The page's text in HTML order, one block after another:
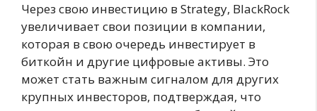
Через свою инвестицию в Strategy, BlackRock
увеличивает свои позиции в компании,
которая в свою очередь инвестирует в
биткойн и другие цифровые активы. Это
может стать важным сигналом для других
крупных инвесторов, подтверждая, что